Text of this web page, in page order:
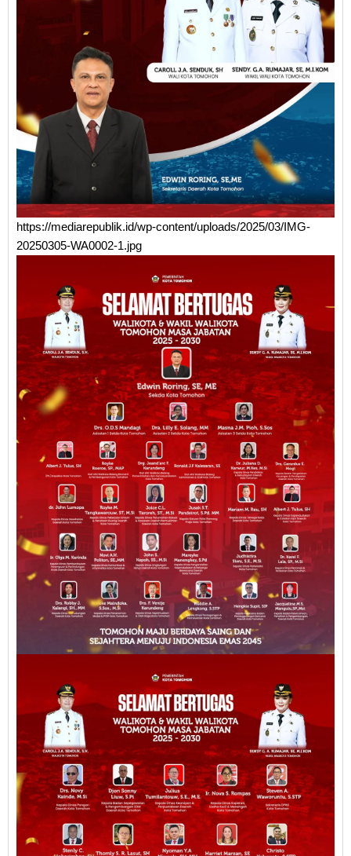
https://mediarepublik.id/wp-content/uploads/2025/03/IMG-
20250305-WA0002-1.jpg